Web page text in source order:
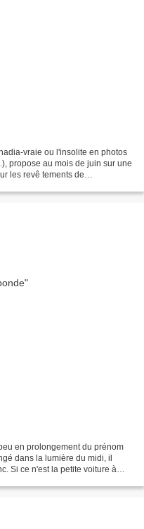
vraie ou l'insolite en photos
propose au mois de juin sur une
les revê tements de
en prolongement du prénom
dans la lumière du midi, il
Si ce n'est la petite voiture à